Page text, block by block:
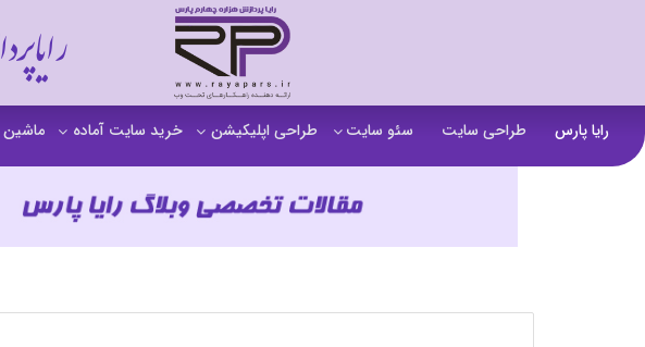
رایا پارس طراحی سایت سئو سایت
آنالیز سایت
سئو خارجی و ساخت بک لینک
طراحی اپلیکیشن
اپلیکیشن فروشگاهی
خرید سایت آماده
خرید سایت گردشگری
خرید سایت شرکتی
ماشین